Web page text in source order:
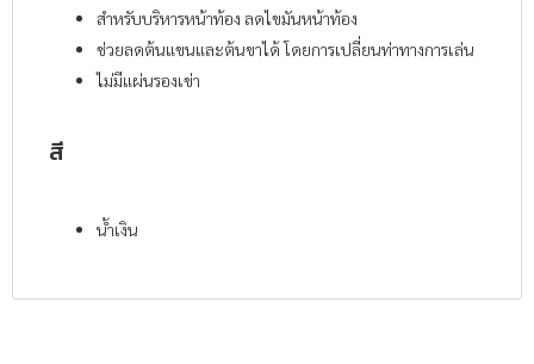
สำหรับบริหารหน้าท้อง ลดไขมันหน้าท้อง
ช่วยลดต้นแขนและต้นขาได้ โดยการเปลี่ยนท่าทางการเล่น
ไม่มีแผ่นรองเข่า
สี
น้ำเงิน